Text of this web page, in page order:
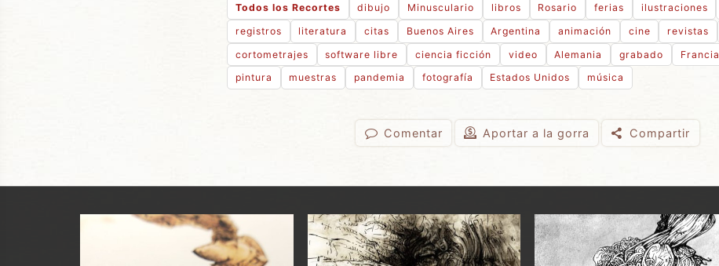
Todos los Recortes dibujo Minusculario libros Rosario ferias ilustraciones
registros
literatura citas Buenos Aires Argentina animación cine revistas
cortometrajes
software libre ciencia ficción video Alemania grabado Francia
pintura
muestras pandemia fotografía Estados Unidos música
Comentar Aportar a la gorra Compartir